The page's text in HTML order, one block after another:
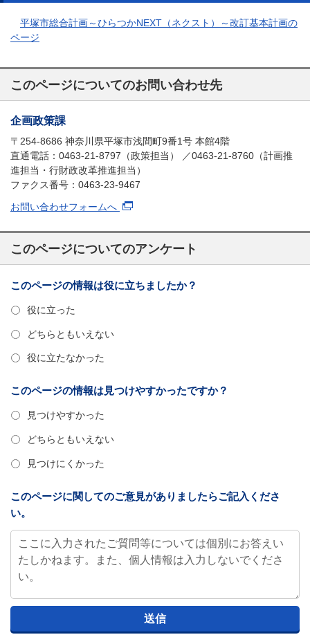
平塚市総合計画～ひらつかNEXT（ネクスト）～改訂基本計画の
ページ
このページについてのお問い合わせ先
企画政策課
〒254-8686 神奈川県平塚市浅間町9番1号 本館4階
直通電話：0463-21-8797（政策担当） ／0463-21-8760（計画推
進担当・行財政改革推進担当）
ファクス番号：0463-23-9467
お問い合わせフォームへ
このページについてのアンケート
このページの情報は役に立ちましたか？
役に立った
どちらともいえない
役に立たなかった
このページの情報は見つけやすかったですか？
見つけやすかった
どちらともいえない
見つけにくかった
このページに関してのご意見がありましたらご記入くださ
い。